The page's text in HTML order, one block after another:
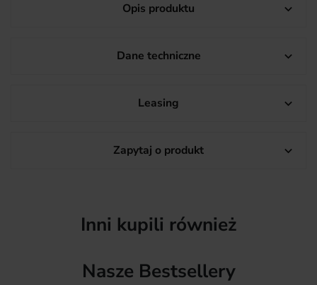
Opis produktu 
Dane techniczne 
Leasing 
Zapytaj o produkt 
Inni kupili również
Nasze Bestsellery